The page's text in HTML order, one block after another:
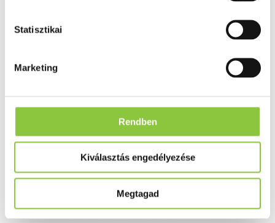
Statisztikai
Marketing
Rendben
Kiválasztás engedélyezése
Megtagad
DuoFemin hüvelyhidratáló
Az Egészségpénztári számlára elszámolható